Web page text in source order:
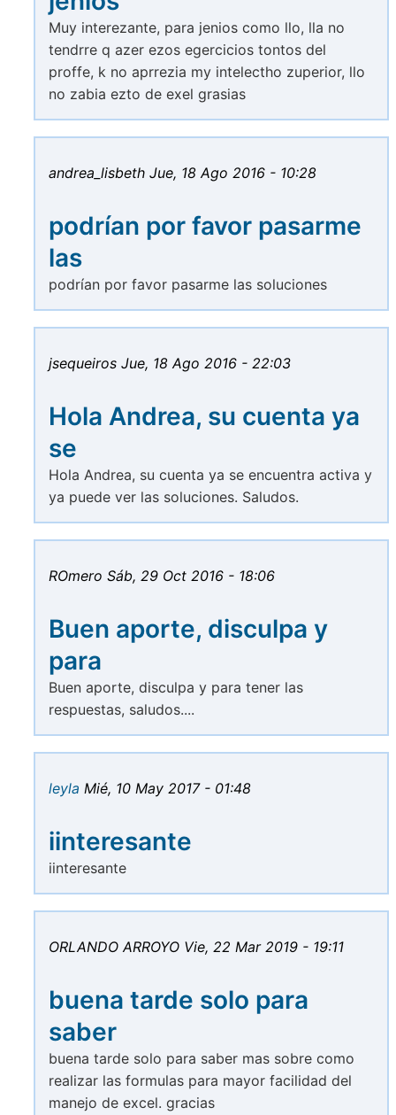
Muy interezante, para jenios como llo, lla no
tendrre q azer ezos egercicios tontos del
proffe, k no aprrezia my intelectho zuperior, llo
no zabia ezto de exel grasias
andrea_lisbeth Jue, 18 Ago 2016 - 10:28
podrían por favor pasarme
las
podrían por favor pasarme las soluciones
jsequeiros Jue, 18 Ago 2016 - 22:03
Hola Andrea, su cuenta ya
se
Hola Andrea, su cuenta ya se encuentra activa y
ya puede ver las soluciones. Saludos.
ROmero Sáb, 29 Oct 2016 - 18:06
Buen aporte, disculpa y
para
Buen aporte, disculpa y para tener las
respuestas, saludos....
leyla Mié, 10 May 2017 - 01:48
iinteresante
iinteresante
ORLANDO ARROYO Vie, 22 Mar 2019 - 19:11
buena tarde solo para
saber
buena tarde solo para saber mas sobre como
realizar las formulas para mayor facilidad del
manejo de excel. gracias